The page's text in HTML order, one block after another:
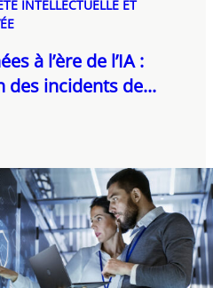
INTELLECTUELLE ET
à l’ère de l’IA :
des incidents de...